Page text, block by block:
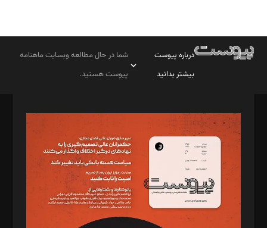
درباره پیوست
بیشتر بدانید
شما در حال مطالعه وبسایت ماهنامه
پیوست هستید.
مدیر مسئول: محمدباقر اثنی‌عشری
سردبیر: مهرک محمودی
دبیر تحریریه: میثم قاسمی
د‌بیر ناداستان: سمانه سمیع
د‌بیر خدمت و تجارت: ابوالفضل رجبی
د‌بیر حقوق فناوری: حسام‌الدین ایپکچی
د‌بیر پیوست جهان: مینا پاکدل